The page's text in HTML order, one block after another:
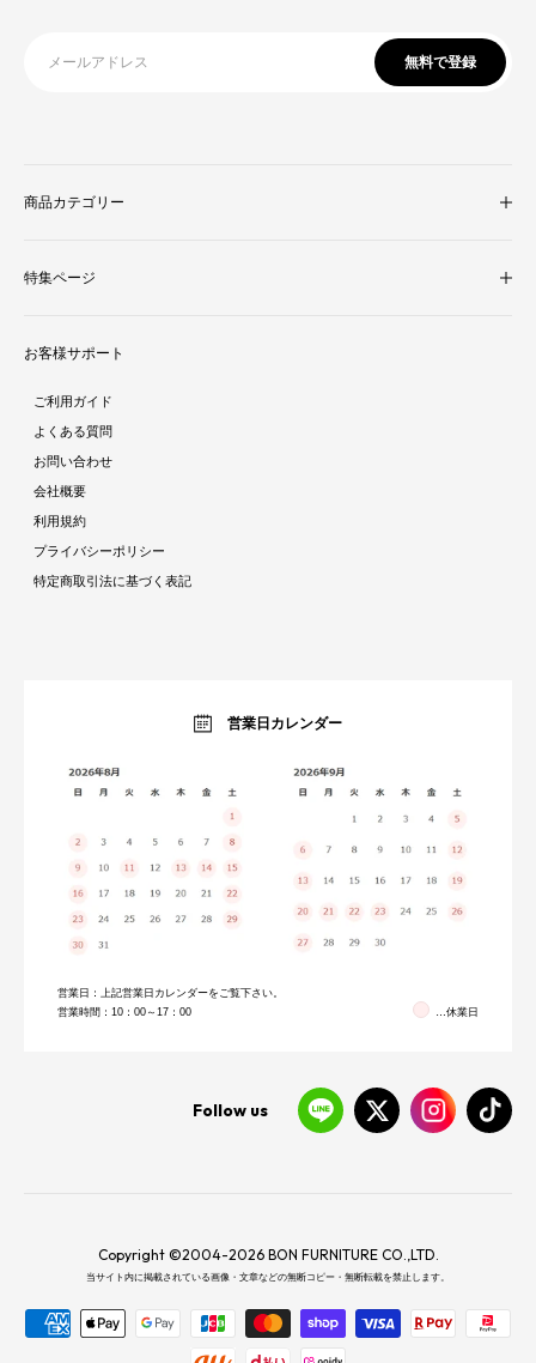
無料で登録
商品カテゴリー
照明・ライト
ダイニング
ソファ・クッション
チェア・座椅子
デスク
ミラー・ドレッサー
パーテーション・衝立
ベッド・寝具
特集ページ
人気商品ランキング
お客様サポート
ご利用ガイド
よくある質問
お問い合わせ
会社概要
利用規約
プライバシーポリシー
特定商取引法に基づく表記
営業日カレンダー
営業日：上記営業日カレンダーをご覧下さい。
営業時間：10：00～17：00
…休業日
Follow us
Copyright ©2004-2026 BON FURNITURE CO.,LTD.
当サイト内に掲載されている画像・文章などの無断コピー・無断転載を禁止します。